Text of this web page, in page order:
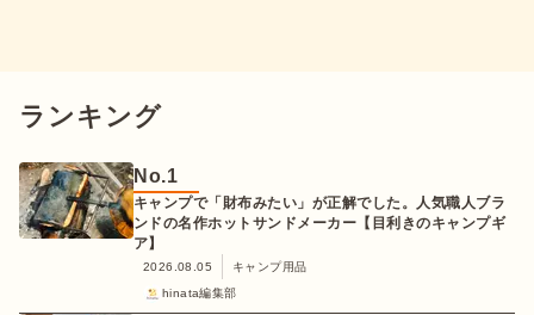
ランキング
No.1
キャンプで「財布みたい」が正解でした。人気職人ブラ
ンドの名作ホットサンドメーカー【目利きのキャンプギ
ア】
2026.08.05
キャンプ用品
hinata編集部